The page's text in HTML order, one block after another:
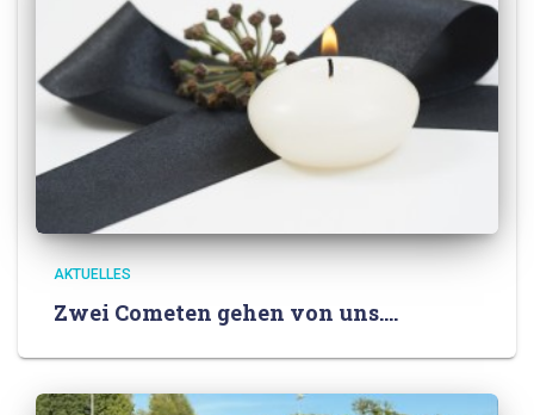
AKTUELLES
Zwei Cometen gehen von uns….